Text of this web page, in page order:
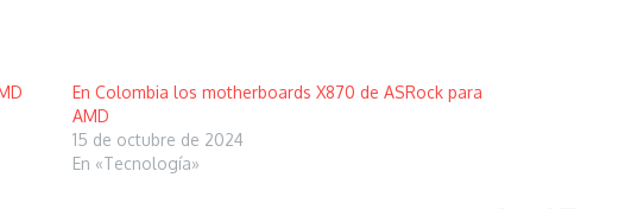
En Colombia los motherboards X870 de ASRock para
AMD
15 de octubre de 2024
En «Tecnología»